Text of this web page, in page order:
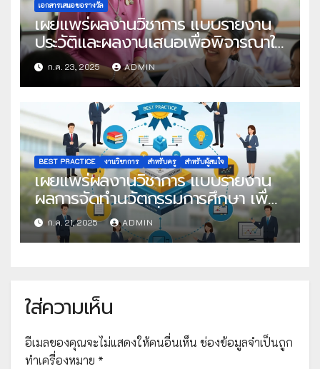
เอกสารเสนอขอรางวัล
เผยแพร่ผลงานวิชาการ แบบรายงาน
ประวัติและผลงานเสนอเพื่อพิจารณาใน
โครงการครูดีในดวงใจ ประจำปี 2568
ครั้งที่ 22
ก.ค. 23, 2025 ADMIN
BEST PRACTICE งานวิชาการ สำหรับครู สำหรับผู้สนใจ
เผยแพร่ผลงานวิชาการ แบบรายงาน
ผลการจัดทำนวัตกรรมการศึกษา เพื่อ
คัดเลือกวิธีปฏิบัติที่เป็นเลิศ
ก.ค. 21, 2025 ADMIN
ใส่ความเห็น
อีเมลของคุณจะไม่แสดงให้คนอื่นเห็น ช่องข้อมูลจำเป็นถูก
ทำเครื่องหมาย *